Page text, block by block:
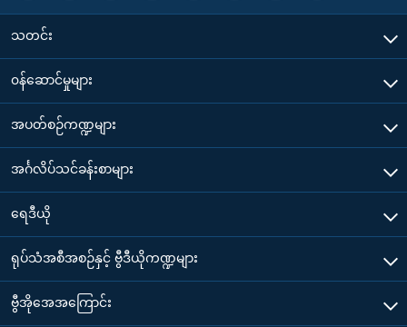
သတင်း
၀န်ဆောင်မှုများ
အပတ်စဉ်ကဏ္ဍများ
အင်္ဂလိပ်သင်ခန်းစာများ
ရေဒီယို
ရုပ်သံအစီအစဉ်နှင့် ဗွီဒီယိုကဏ္ဍများ
ဗွီအိုအေအကြောင်း